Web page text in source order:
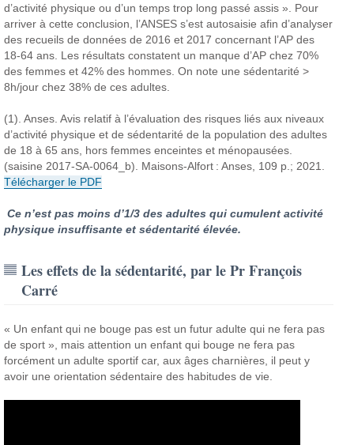
d’activité physique ou d’un temps trop long passé assis ». Pour
arriver à cette conclusion, l’ANSES s’est autosaisie afin d’analyser
des recueils de données de 2016 et 2017 concernant l’AP des
18-64 ans. Les résultats constatent un manque d’AP chez 70%
des femmes et 42% des hommes. On note une sédentarité >
8h/jour chez 38% de ces adultes.
(1). Anses. Avis relatif à l’évaluation des risques liés aux niveaux
d’activité physique et de sédentarité de la population des adultes
de 18 à 65 ans, hors femmes enceintes et ménopausées.
(saisine 2017-SA-0064_b). Maisons-Alfort : Anses, 109 p.; 2021.
Télécharger le PDF
Ce n’est pas moins d’1/3 des adultes qui cumulent activité
physique insuffisante et sédentarité élevée.
Les effets de la sédentarité, par le Pr François
Carré
« Un enfant qui ne bouge pas est un futur adulte qui ne fera pas
de sport », mais attention un enfant qui bouge ne fera pas
forcément un adulte sportif car, aux âges charnières, il peut y
avoir une orientation sédentaire des habitudes de vie.